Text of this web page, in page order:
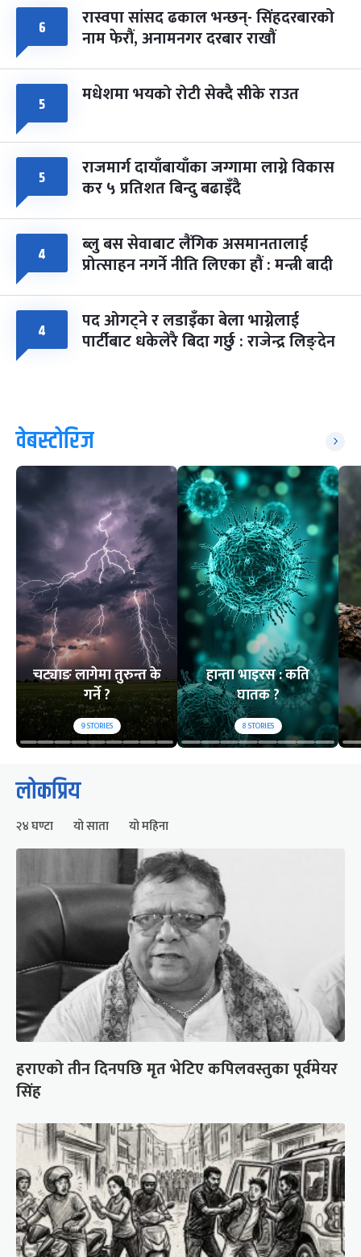
६ रास्वपा सांसद ढकाल भन्छन्- सिंहदरबारको
नाम फेरौं, अनामनगर दरबार राखौं
५ मधेशमा भयको रोटी सेक्दै सीके राउत
५ राजमार्ग दायाँबायाँका जग्गामा लाग्ने विकास
कर ५ प्रतिशत बिन्दु बढाइँदै
४ ब्लु बस सेवाबाट लैंगिक असमानतालाई
प्रोत्साहन नगर्ने नीति लिएका हौं : मन्त्री बादी
४ पद ओगट्ने र लडाइँका बेला भाग्नेलाई
पार्टीबाट धकेलेरै बिदा गर्छु : राजेन्द्र लिङ्देन
वेबस्टोरिज
चट्याङ लागेमा तुरुन्त के
गर्ने ?
9STORIES
हान्ता भाइरस : कति
घातक ?
8STORIES
लोकप्रिय
२४ घण्टा यो साता यो महिना
हराएको तीन दिनपछि मृत भेटिए कपिलवस्तुका पूर्वमेयर
सिंह